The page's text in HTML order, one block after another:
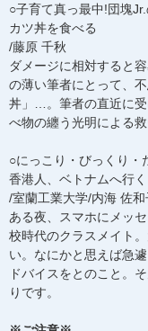
○子育て真っ最中!団塊
カツ丼を食べる
/藤原 千秋
ダメージに相対すると
の薄い筆者にとって、
丼」…。筆者の直近に
べ物の纏う光明による
○にっこり・びっくり・
香港人、ベトナムへ行く
/室蘭工業大学/内海 佐和
ある夜、スマホにメッ
校時代のクラスメイト
い。なにかと思えば急
ドバイスをとのこと。
りです。